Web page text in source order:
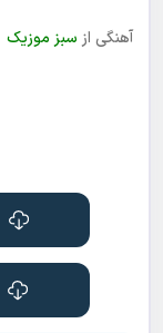
آهنگی از سبز موزیک